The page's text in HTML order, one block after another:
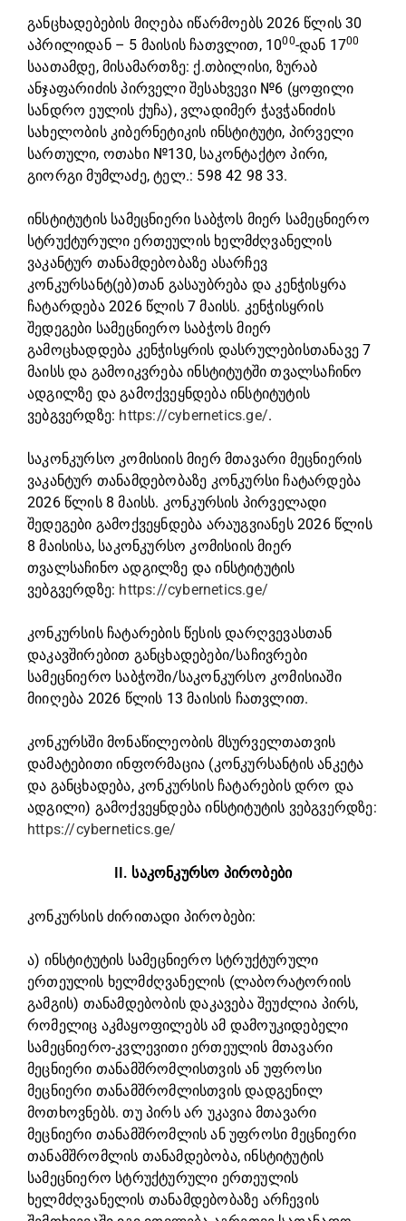
განცხადებების მიღება იწარმოებს 2026 წლის 30
აპრილიდან – 5 მაისის ჩათვლით, 1000-დან 1700
საათამდე, მისამართზე: ქ.თბილისი, ზურაბ
ანჯაფარიძის პირველი შესახვევი №6 (ყოფილი
სანდრო ეულის ქუჩა), ვლადიმერ ჭავჭანიძის
სახელობის კიბერნეტიკის ინსტიტუტი, პირველი
სართული, ოთახი №130, საკონტაქტო პირი,
გიორგი მუმლაძე, ტელ.: 598 42 98 33.
ინსტიტუტის სამეცნიერი საბჭოს მიერ სამეცნიერო
სტრუქტურული ერთეულის ხელმძღვანელის
ვაკანტურ თანამდებობაზე ასარჩევ
კონკურსანტ(ებ)თან გასაუბრება და კენჭისყრა
ჩატარდება 2026 წლის 7 მაისს. კენჭისყრის
შედეგები სამეცნიერო საბჭოს მიერ
გამოცხადდება კენჭისყრის დასრულებისთანავე 7
მაისს და გამოიკვრება ინსტიტუტში თვალსაჩინო
ადგილზე და გამოქვეყნდება ინსტიტუტის
ვებგვერდზე: https://cybernetics.ge/.
საკონკურსო კომისიის მიერ მთავარი მეცნიერის
ვაკანტურ თანამდებობაზე კონკურსი ჩატარდება
2026 წლის 8 მაისს. კონკურსის პირველადი
შედეგები გამოქვეყნდება არაუგვიანეს 2026 წლის
8 მაისისა, საკონკურსო კომისიის მიერ
თვალსაჩინო ადგილზე და ინსტიტუტის
ვებგვერდზე: https://cybernetics.ge/
კონკურსის ჩატარების წესის დარღვევასთან
დაკავშირებით განცხადებები/საჩივრები
სამეცნიერო საბჭოში/საკონკურსო კომისიაში
მიიღება 2026 წლის 13 მაისის ჩათვლით.
კონკურსში მონაწილეობის მსურველთათვის
დამატებითი ინფორმაცია (კონკურსანტის ანკეტა
და განცხადება, კონკურსის ჩატარების დრო და
ადგილი) გამოქვეყნდება ინსტიტუტის ვებგვერდზე:
https://cybernetics.ge/
II. საკონკურსო პირობები
კონკურსის ძირითადი პირობები:
ა) ინსტიტუტის სამეცნიერო სტრუქტურული
ერთეულის ხელმძღვანელის (ლაბორატორიის
გამგის) თანამდებობის დაკავება შეუძლია პირს,
რომელიც აკმაყოფილებს ამ დამოუკიდებელი
სამეცნიერო-კვლევითი ერთეულის მთავარი
მეცნიერი თანამშრომლისთვის ან უფროსი
მეცნიერი თანამშრომლისთვის დადგენილ
მოთხოვნებს. თუ პირს არ უკავია მთავარი
მეცნიერი თანამშრომლის ან უფროსი მეცნიერი
თანამშრომლის თანამდებობა, ინსტიტუტის
სამეცნიერო სტრუქტურული ერთეულის
ხელმძღვანელის თანამდებობაზე არჩევის